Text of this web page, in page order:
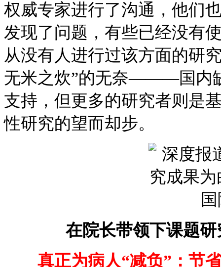
权威专家进行了沟通，他们
发现了问题，有些已经没有
从没有人进行过该方面的研
无米之炊”的无奈———国内
支持，但更多的研究者则是
性研究的望而却步。
在院长带领下课题
真正为病人“减负”：节